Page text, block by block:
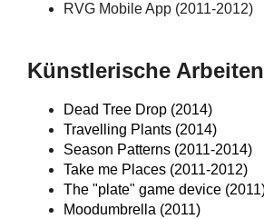
RVG Mobile App (2011-2012)
Künstlerische
Dead Tree Drop (2014)
Travelling Plants (2014)
Season Patterns (2011-2014)
Take me Places (2011-2012)
The "plate" game device
Moodumbrella (2011)